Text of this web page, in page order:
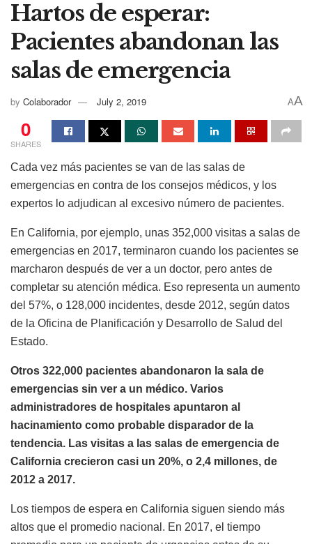
Hartos de esperar:
Pacientes abandonan las
salas de emergencia
by Colaborador July 2, 2019 AA
0
SHARES
Cada vez más pacientes se van de las salas de
emergencias en contra de los consejos médicos, y los
expertos lo adjudican al excesivo número de pacientes.
En California, por ejemplo, unas 352,000 visitas a salas de
emergencias en 2017, terminaron cuando los pacientes se
marcharon después de ver a un doctor, pero antes de
completar su atención médica. Eso representa un aumento
del 57%, o 128,000 incidentes, desde 2012, según datos
de la Oficina de Planificación y Desarrollo de Salud del
Estado.
Otros 322,000 pacientes abandonaron la sala de
emergencias sin ver a un médico. Varios
administradores de hospitales apuntaron al
hacinamiento como probable disparador de la
tendencia. Las visitas a las salas de emergencia de
California crecieron casi un 20%, o 2,4 millones, de
2012 a 2017.
Los tiempos de espera en California siguen siendo más
altos que el promedio nacional. En 2017, el tiempo